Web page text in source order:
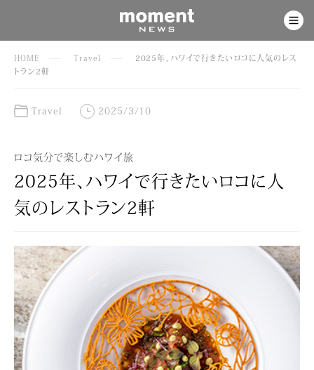
HOME Travel
2025年、ハワイで行きたいロコに人気のレス
トラン2軒
Travel 2025/3/10
ロコ気分で楽しむハワイ旅
2025年、ハワイで行きたいロコに人
気のレストラン2軒